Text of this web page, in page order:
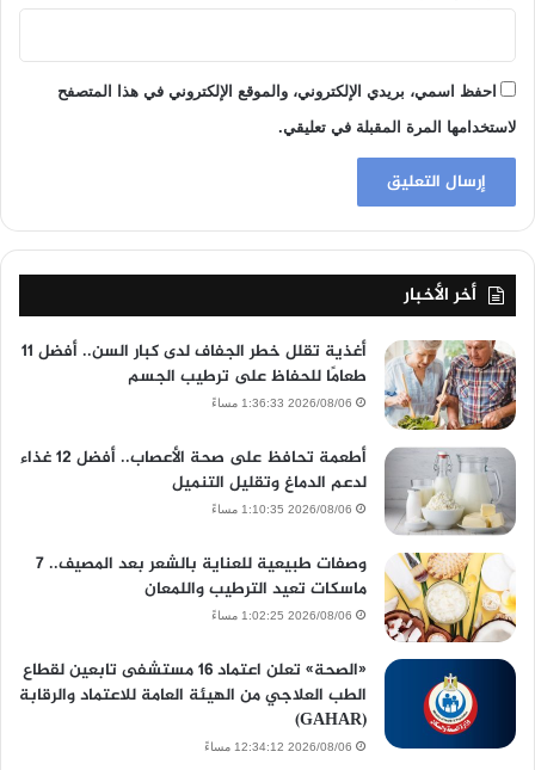
احفظ اسمي، بريدي الإلكتروني، والموقع الإلكتروني في هذا المتصفح
لاستخدامها المرة المقبلة في تعليقي.
أخر الأخبار
أغذية تقلل خطر الجفاف لدى كبار السن.. أفضل 11
طعامًا للحفاظ على ترطيب الجسم
2026/08/06 1:36:33 مساءً
أطعمة تحافظ على صحة الأعصاب.. أفضل 12 غذاء
لدعم الدماغ وتقليل التنميل
2026/08/06 1:10:35 مساءً
وصفات طبيعية للعناية بالشعر بعد المصيف.. 7
ماسكات تعيد الترطيب واللمعان
2026/08/06 1:02:25 مساءً
«الصحة» تعلن اعتماد 16 مستشفى تابعين لقطاع
الطب العلاجي من الهيئة العامة للاعتماد والرقابة
(GAHAR)
2026/08/06 12:34:12 مساءً